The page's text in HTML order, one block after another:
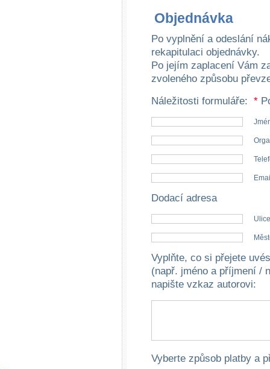
Objednávka
Po vyplnění a odeslání
rekapitulaci objednávky.
Po jejím zaplacení Vám
zvoleného způsobu
Náležitosti formuláře: *
Dodací adresa
Vyplňte, co si přejete
(např. jméno a příjmení /
napište vzkaz autorovi:
Vyberte způsob platby a